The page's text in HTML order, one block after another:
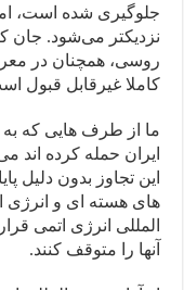
جلوگیری شده است،
نزدیکتر می‌شود. جان
روسی، همچنان در
کاملا غیرقابل قبول
ما از طرف هایی که به
ایران حمله کرده اند
این تجاوز بدون دلیل
های هسته ای و انرژی
المللی انرژی اتمی
آنها را متوقف کنند.